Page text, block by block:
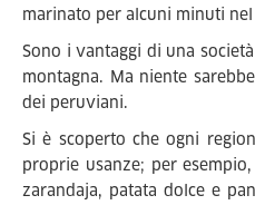
marinato per alcuni minuti
Sono i vantaggi di una
montagna. Ma niente
dei peruviani.
Si è scoperto che ogni
proprie usanze; per
zarandaja, patata dolce e